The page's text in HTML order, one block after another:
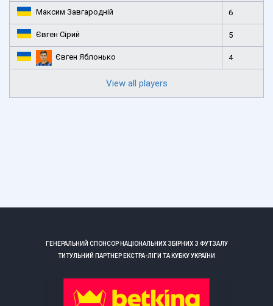
Максим Завгародній 6
Євген Сірий 5
Євген Яблонько 4
View all players
ГЕНЕРАЛЬНИЙ СПОНСОР НАЦІОНАЛЬНИХ ЗБІРНИХ З ФУТЗАЛУ
ТИТУЛЬНИЙ ПАРТНЕР ЕКСТРА-ЛІГИ ТА КУБКУ УКРАЇНИ